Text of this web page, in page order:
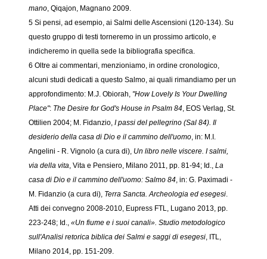
mano , Qiqajon, Magnano 2009.
5 Si pensi, ad esempio, ai Salmi delle Ascensioni (120-134). Su
questo gruppo di testi torneremo in un prossimo articolo, e
indicheremo in quella sede la bibliografia specifica.
6 Oltre ai commentari, menzioniamo, in ordine cronologico,
alcuni studi dedicati a questo Salmo, ai quali rimandiamo per un
approfondimento: M.J. Obiorah, "How Lovely Is Your Dwelling
Place": The Desire for God's House in Psalm 84 , EOS Verlag, St.
Ottilien 2004; M. Fidanzio, I passi del pellegrino (Sal 84). Il
desiderio della casa di Dio e il cammino dell'uomo , in: M.I.
Angelini - R. Vignolo (a cura di), Un libro nelle viscere. I salmi,
via della vita , Vita e Pensiero, Milano 2011, pp. 81-94; Id., La
casa di Dio e il cammino dell'uomo: Salmo 84 , in: G. Paximadi -
M. Fidanzio (a cura di), Terra Sancta. Archeologia ed esegesi
Atti dei convegno 2008-2010, Eupress FTL, Lugano 2013, pp.
223-248; Id., «Un fiume e i suoi canali». Studio metodologico
sull'Analisi retorica biblica dei Salmi e saggi di esegesi , ITL,
Milano 2014, pp. 151-209.